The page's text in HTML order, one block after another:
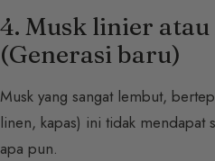
4. Musk linier
(Generasi baru)
Musk yang sangat lembut,
linen, kapas) ini tidak mendapat
apa pun.